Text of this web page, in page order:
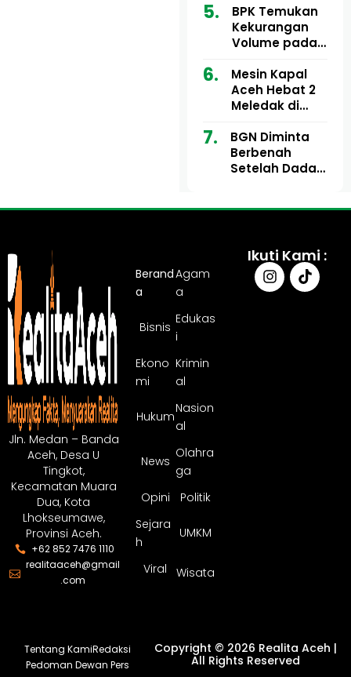
Miliar Tuai
Sorotan, Publik
Pertanyakan
Anggaran
BPK Temukan
Kekurangan
Volume pada
Aceh Utara
Tahun 2024,
Pengembalian
Sepenuhnya
Tuntas
Mesin Kapal
Aceh Hebat 2
Meledak di
Ulee Lheue, 14
Orang Derita
Luka Bakar
BGN Diminta
Berbenah
Setelah Dadan
Jln. Medan – Banda
Aceh, Desa U
Tingkot,
Kecamatan Muara
Dua, Kota
Lhokseumawe,
Provinsi Aceh.
+62 852 7476 1110
realitaaceh@gmail
.com
Berand
a
Agam
a
Bisnis
Edukas
i
Ekono
mi
Krimin
al
Hukum
Nasion
al
News
Olahra
ga
Opini
Politik
Sejara
h
UMKM
Viral Wisata
Ikuti Kami :
Tentang KamiRedaksi
Pedoman Dewan Pers
Copyright © 2026 Realita Aceh |
All Rights Reserved